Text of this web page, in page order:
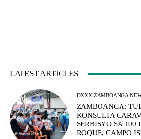
LATEST ARTICLES
DXXX ZAMBOANGA
ZAMBOANGA:
KONSULTA
SERBISYO SA 100
ROQUE, CAMPO